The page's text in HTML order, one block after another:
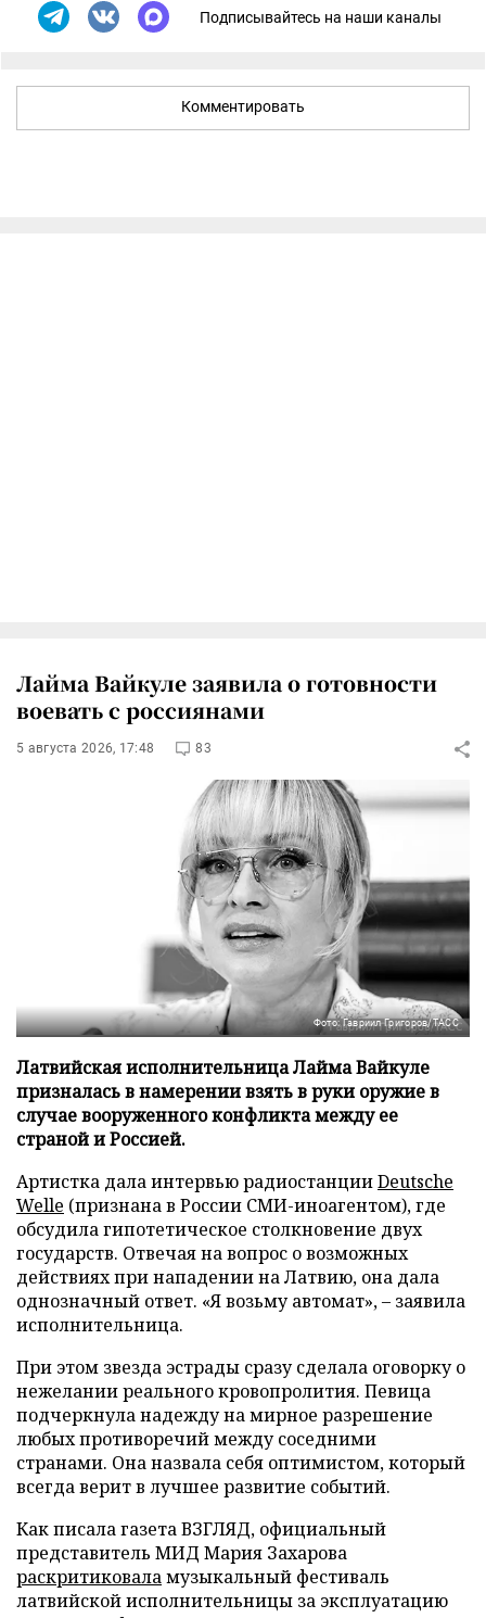
Подписывайтесь на наши каналы
Комментировать
Лайма Вайкуле заявила о готовности
воевать с россиянами
5 августа 2026, 17:48 83
Фото: Гавриил Григоров/ТАСС
Латвийская исполнительница Лайма Вайкуле
призналась в намерении взять в руки оружие в
случае вооруженного конфликта между ее
страной и Россией.
Артистка дала интервью радиостанцииDeutsche
Welle (признана в России СМИ-иноагентом), где
обсудила гипотетическое столкновение двух
государств. Отвечая на вопрос о возможных
действиях при нападении на Латвию, она дала
однозначный ответ. «Я возьму автомат», – заявила
исполнительница.
При этом звезда эстрады сразу сделала оговорку о
нежелании реального кровопролития. Певица
подчеркнула надежду на мирное разрешение
любых противоречий между соседними
странами. Она назвала себя оптимистом, который
всегда верит в лучшее развитие событий.
Как писала газета ВЗГЛЯД, официальный
представитель МИД Мария Захарова
раскритиковаламузыкальный фестиваль
латвийской исполнительницы за эксплуатацию